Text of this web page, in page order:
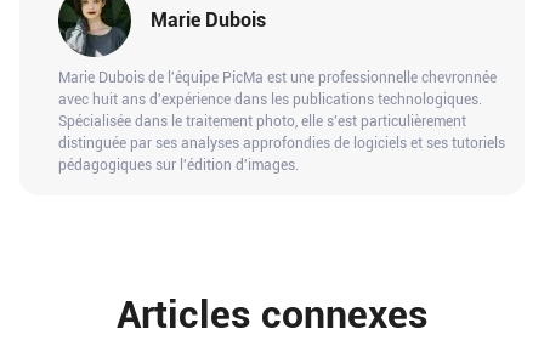
Marie Dubois
Marie Dubois de l'équipe PicMa est une professionnelle chevronnée
avec huit ans d'expérience dans les publications technologiques.
Spécialisée dans le traitement photo, elle s'est particulièrement
distinguée par ses analyses approfondies de logiciels et ses tutoriels
pédagogiques sur l'édition d'images.
Articles connexes